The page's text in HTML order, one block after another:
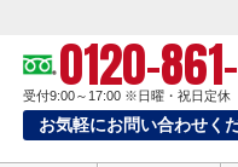
0120-
受付9:00～17:00 ※日曜・祝日定休
お気軽にお問い合わせく